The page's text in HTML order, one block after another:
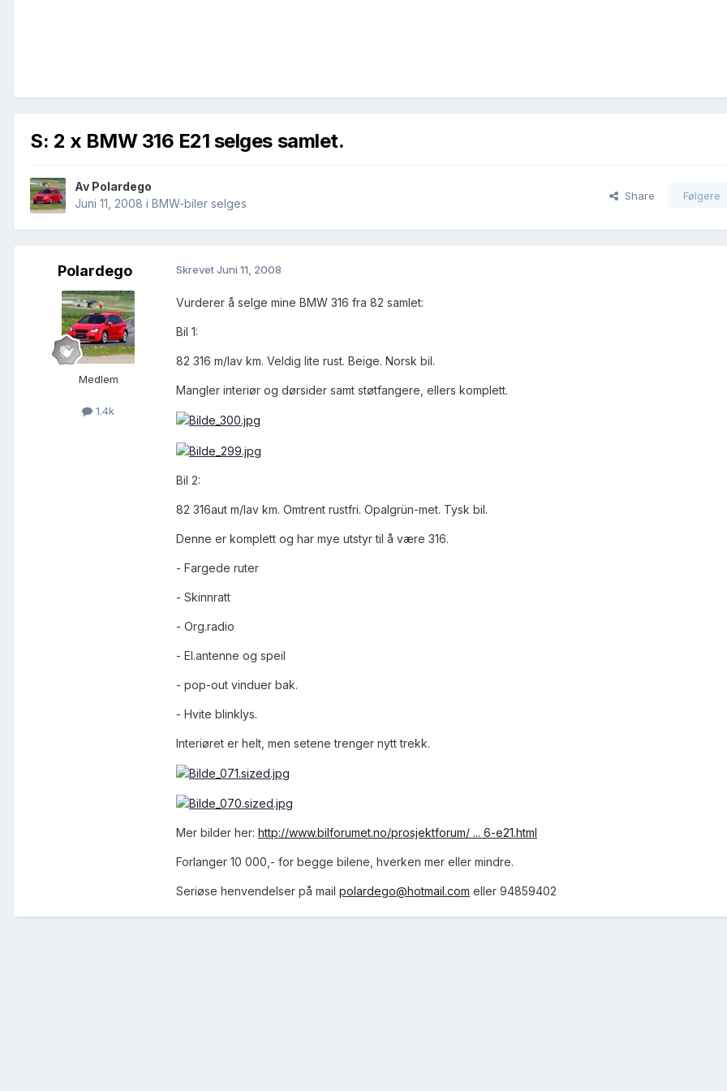
S: 2 x BMW 316 E21 selges samlet.
Av Polardego
Juni 11, 2008 i BMW-biler selges
Share Følgere
Polardego
Medlem
1.4k
SkrevetJuni 11, 2008
Vurderer å selge mine BMW 316 fra 82 samlet:
Bil 1:
82 316 m/lav km. Veldig lite rust. Beige. Norsk bil.
Mangler interiør og dørsider samt støtfangere, ellers komplett.
Bil 2:
82 316aut m/lav km. Omtrent rustfri. Opalgrün-met. Tysk bil.
Denne er komplett og har mye utstyr til å være 316.
- Fargede ruter
- Skinnratt
- Org.radio
- El.antenne og speil
- pop-out vinduer bak.
- Hvite blinklys.
Interiøret er helt, men setene trenger nytt trekk.
Mer bilder her: http://www.bilforumet.no/prosjektforum/ ... 6-e21.html
Forlanger 10 000,- for begge bilene, hverken mer eller mindre.
Seriøse henvendelser på mail polardego@hotmail.com eller 94859402